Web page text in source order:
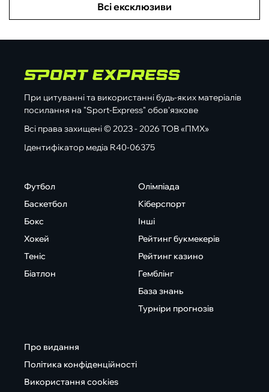
Всі ексклюзиви
При цитуванні та використанні будь-яких матеріалів
посилання на "Sport-Express" обов'язкове
Всі права захищені © 2023 - 2026 ТОВ «ПМХ»
Ідентифікатор медіа R40-06375
Футбол
Баскетбол
Бокс
Хокей
Теніс
Біатлон
Олімпіада
Кіберспорт
Інші
Рейтинг букмекерів
Рейтинг казино
Гемблінг
База знань
Турніри прогнозів
Про видання
Політика конфіденційності
Використання cookies